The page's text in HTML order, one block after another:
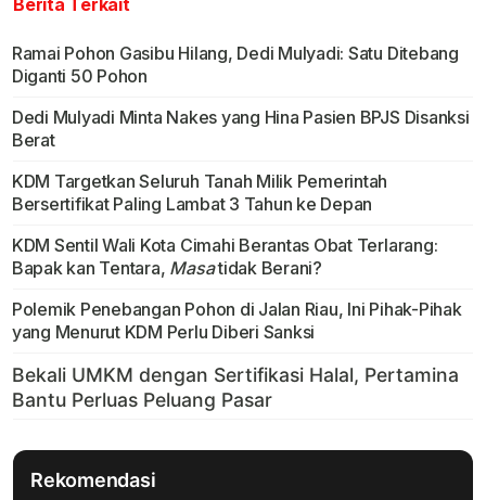
Ramai Pohon Gasibu Hilang, Dedi Mulyadi: Satu Ditebang
Diganti 50 Pohon
Dedi Mulyadi Minta Nakes yang Hina Pasien BPJS Disanksi
Berat
KDM Targetkan Seluruh Tanah Milik Pemerintah
Bersertifikat Paling Lambat 3 Tahun ke Depan
KDM Sentil Wali Kota Cimahi Berantas Obat Terlarang:
Bapak kan Tentara, Masatidak Berani?
Polemik Penebangan Pohon di Jalan Riau, Ini Pihak-Pihak
yang Menurut KDM Perlu Diberi Sanksi
Rekomendasi